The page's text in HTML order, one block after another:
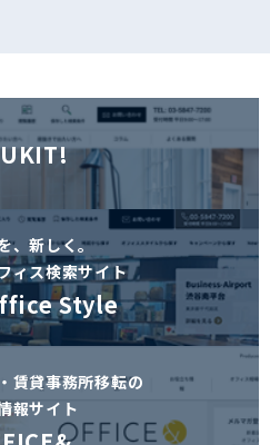
、新しく。
ィス検索サイト
Style
賃貸事務所移転の
報サイト